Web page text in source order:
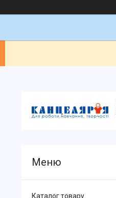
Каталог товару